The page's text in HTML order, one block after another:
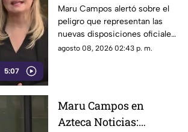
5:07
lineamientos: Alerta
que buscan sancionar a
medios críticos y
limitar la libertad de
Maru Campos alertó sobre el
peligro que representan las
nuevas disposiciones oficiales,
las cuales podrían utilizarse
agosto 08, 2026 02:43 p. m.
Maru Campos en
Azteca Noticias: